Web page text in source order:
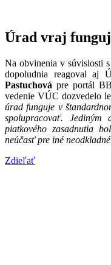
Úrad vraj
Na obvinenia v súvislosti
dopoludnia reagoval aj
Pastuchová pre portál
vedenie VÚC dozvedelo
úrad funguje v
spolupracovať.
piatkového zasadnutia
neúčasť pre iné
Zdieľať